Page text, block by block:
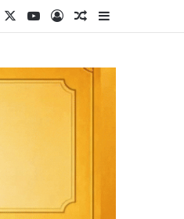
FacebookYou TubeAccediUn articolo a